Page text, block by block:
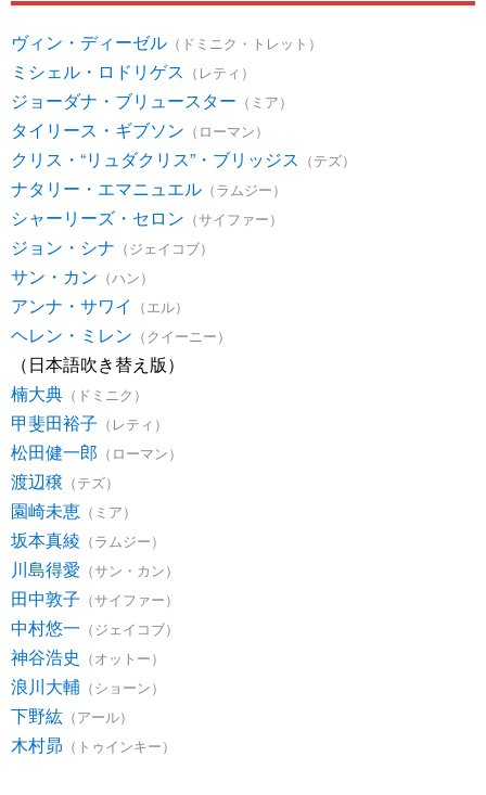
ヴィン・ディーゼル （ドミニク・トレット）
ミシェル・ロドリゲス （レティ）
ジョーダナ・ブリュースター （ミア）
タイリース・ギブソン （ローマン）
クリス・“リュダクリス”・ブリッジス （テズ）
ナタリー・エマニュエル （ラムジー）
シャーリーズ・セロン （サイファー）
ジョン・シナ （ジェイコブ）
サン・カン （ハン）
アンナ・サワイ （エル）
ヘレン・ミレン （クイーニー）
（日本語吹き替え版）
楠大典 （ドミニク）
甲斐田裕子 （レティ）
松田健一郎 （ローマン）
渡辺穣 （テズ）
園崎未恵 （ミア）
坂本真綾 （ラムジー）
川島得愛 （サン・カン）
田中敦子 （サイファー）
中村悠一 （ジェイコブ）
神谷浩史 （オットー）
浪川大輔 （ショーン）
下野紘 （アール）
木村昴 （トゥインキー）